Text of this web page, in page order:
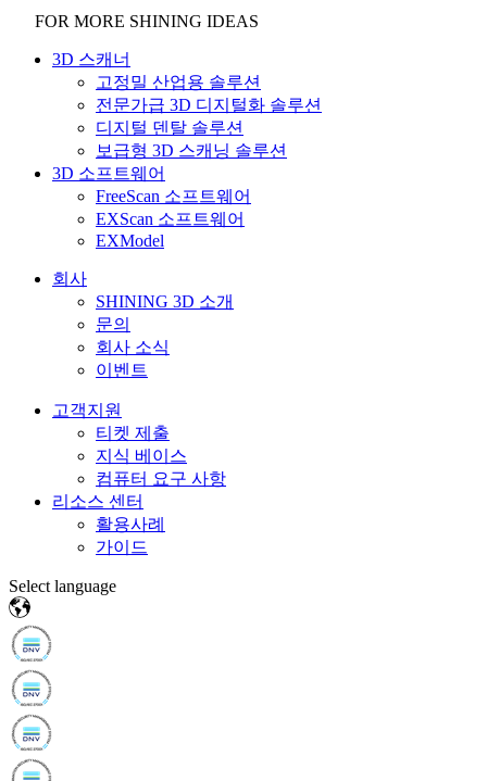
FOR MORE SHINING IDEAS
3D 스캐너
고정밀 산업용 솔루션
전문가급 3D 디지털화 솔루션
디지털 덴탈 솔루션
보급형 3D 스캐닝 솔루션
3D 소프트웨어
FreeScan 소프트웨어
EXScan 소프트웨어
EXModel
회사
SHINING 3D 소개
문의
회사 소식
이벤트
고객지원
티켓 제출
지식 베이스
컴퓨터 요구 사항
리소스 센터
활용사례
가이드
Select language